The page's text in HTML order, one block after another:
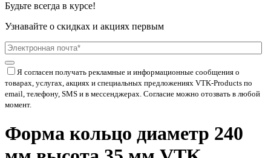
Будьте всегда в курсе!
Узнавайте о скидках и акциях первым
Я согласен получать рекламные и информационные сообщения о
товарах, услугах, акциях и специальных предложениях VTK-Products по
email, телефону, SMS и в мессенджерах. Согласие можно отозвать в любой
момент.
Форма кольцо диаметр 240